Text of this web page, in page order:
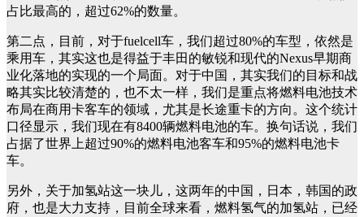
占比最高的，超过62%的数量。
第二点，目前，对于fuelcell车，我们超过80%的车型，依然是
乘用车，其实这也是得益于丰田的敏锐和现代的Nexus早期商
业化落地的实现的一个局面。对于中国，其实我们的目标和战
略其实比较清楚的，也不太一样，我们是重点将燃料电池技术
布局在商用卡客车的领域，尤其是长途重卡的方向。这个统计
口径显示，我们现在有8400辆燃料电池的车。换句话说，我们
占据了世界上超过90%的燃料电池客车和95%的燃料电池卡
车。
另外，关于加氢站这一块儿，这两年的中国，日本，韩国的政
府，也是大力支持，目前全球来看，燃料氢气的加氢站，已经